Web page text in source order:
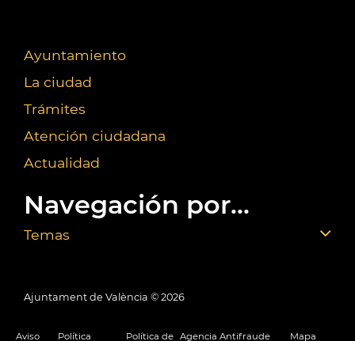
Ayuntamiento
La ciudad
Trámites
Atención ciudadana
Actualidad
Navegación por...
Temas
Ajuntament de València © 2026
Aviso Política Política de Agencia Antifraude Mapa